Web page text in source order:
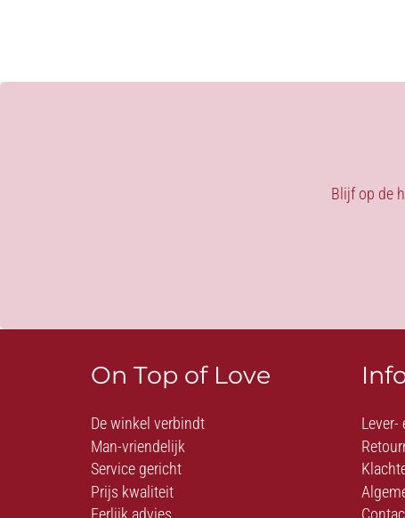
Blijf op de
On Top of Love
De winkel verbindt
Man-vriendelijk
Service gericht
Prijs kwaliteit
Lever-